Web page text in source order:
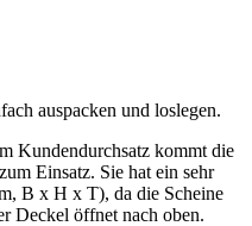
auspacken und loslegen.
Kundendurchsatz kommt die
Einsatz. Sie hat ein sehr
B x H x T), da die Scheine
Deckel öffnet nach oben.